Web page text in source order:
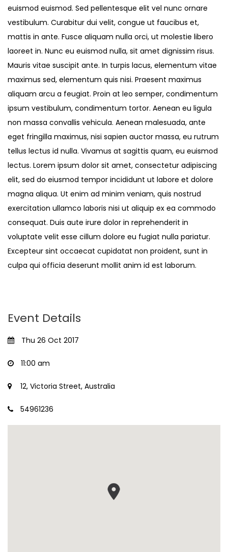
euismod euismod. Sed pellentesque elit vel nunc ornare
vestibulum. Curabitur dui velit, congue ut faucibus et,
mattis in ante. Fusce aliquam nulla orci, ut molestie libero
laoreet in. Nunc eu euismod nulla, sit amet dignissim risus.
Mauris vitae suscipit ante. In turpis lacus, elementum vitae
maximus sed, elementum quis nisi. Praesent maximus
aliquam arcu a feugiat. Proin at leo semper, condimentum
ipsum vestibulum, condimentum tortor. Aenean eu ligula
non massa convallis vehicula. Aenean malesuada, ante
eget fringilla maximus, nisi sapien auctor massa, eu rutrum
tellus lectus id nulla. Vivamus at sagittis quam, eu euismod
lectus. Lorem ipsum dolor sit amet, consectetur adipiscing
elit, sed do eiusmod tempor incididunt ut labore et dolore
magna aliqua. Ut enim ad minim veniam, quis nostrud
exercitation ullamco laboris nisi ut aliquip ex ea commodo
consequat. Duis aute irure dolor in reprehenderit in
voluptate velit esse cillum dolore eu fugiat nulla pariatur.
Excepteur sint occaecat cupidatat non proident, sunt in
culpa qui officia deserunt mollit anim id est laborum.
Event Details
Thu 26 Oct 2017
11:00 am
12, Victoria Street, Australia
54961236